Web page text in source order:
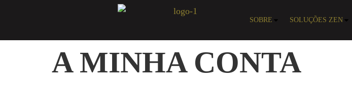
SOBRE SOLUÇÕES ZEN
A MINHA CONTA